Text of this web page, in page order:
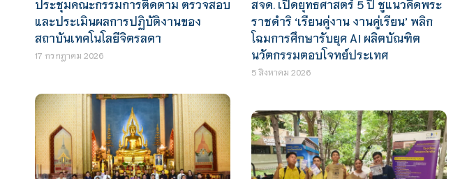
ประชุมคณะกรรมการติดตาม ตรวจสอบ
และประเมินผลการปฏิบัติงานของ
สถาบันเทคโนโลยีจิตรลดา
17 กรกฎาคม 2026
สจด. เปิดยุทธศาสตร์ 5 ปี ชูแนวคิดพระ
ราชดำริ ‘เรียนคู่งาน งานคู่เรียน’ พลิก
โฉมการศึกษารับยุค AI ผลิตบัณฑิต
นวัตกรรมตอบโจทย์ประเทศ
5 สิงหาคม 2026